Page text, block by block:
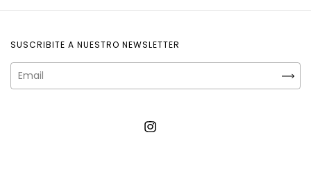
SUSCRIBITE A NUESTRO NEWSLETTER